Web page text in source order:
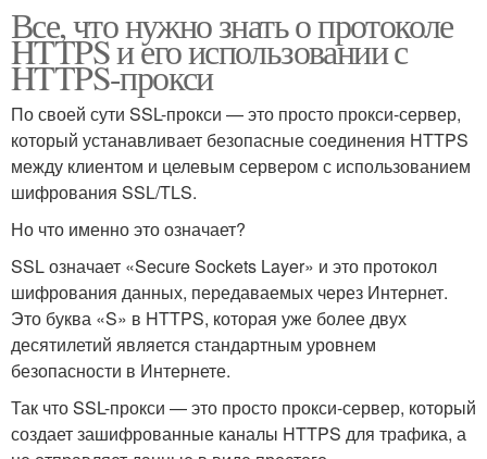
Все, что нужно знать о протоколе
HTTPS и его использовании с
HTTPS-прокси
По своей сути SSL-прокси — это просто прокси-сервер,
который устанавливает безопасные соединения HTTPS
между клиентом и целевым сервером с использованием
шифрования SSL/TLS.
Но что именно это означает?
SSL означает «Secure Sockets Layer» и это протокол
шифрования данных, передаваемых через Интернет.
Это буква «S» в HTTPS, которая уже более двух
десятилетий является стандартным уровнем
безопасности в Интернете.
Так что SSL-прокси — это просто прокси-сервер, который
создает зашифрованные каналы HTTPS для трафика, а